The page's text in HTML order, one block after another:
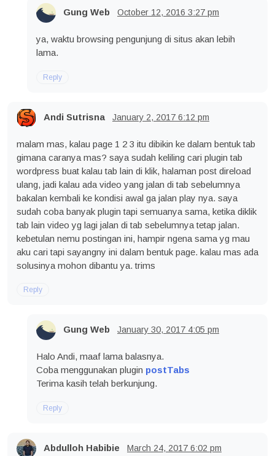
Gung Web October 12, 2016 3:27 pm
ya, waktu browsing pengunjung di situs akan lebih
lama.
Reply
Andi Sutrisna January 2, 2017 6:12 pm
malam mas, kalau page 1 2 3 itu dibikin ke dalam bentuk tab
gimana caranya mas? saya sudah keliling cari plugin tab
wordpress buat kalau tab lain di klik, halaman post direload
ulang, jadi kalau ada video yang jalan di tab sebelumnya
bakalan kembali ke kondisi awal ga jalan play nya. saya
sudah coba banyak plugin tapi semuanya sama, ketika diklik
tab lain video yg lagi jalan di tab sebelumnya tetap jalan.
kebetulan nemu postingan ini, hampir ngena sama yg mau
aku cari tapi sayangny ini dalam bentuk page. kalau mas ada
solusinya mohon dibantu ya. trims
Reply
Gung Web January 30, 2017 4:05 pm
Halo Andi, maaf lama balasnya.
Coba menggunakan plugin postTabs
Terima kasih telah berkunjung.
Reply
Abdulloh Habibie March 24, 2017 6:02 pm